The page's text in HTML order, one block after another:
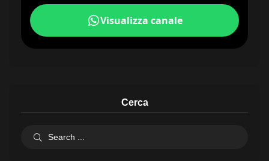
Visualizza canale
Cerca